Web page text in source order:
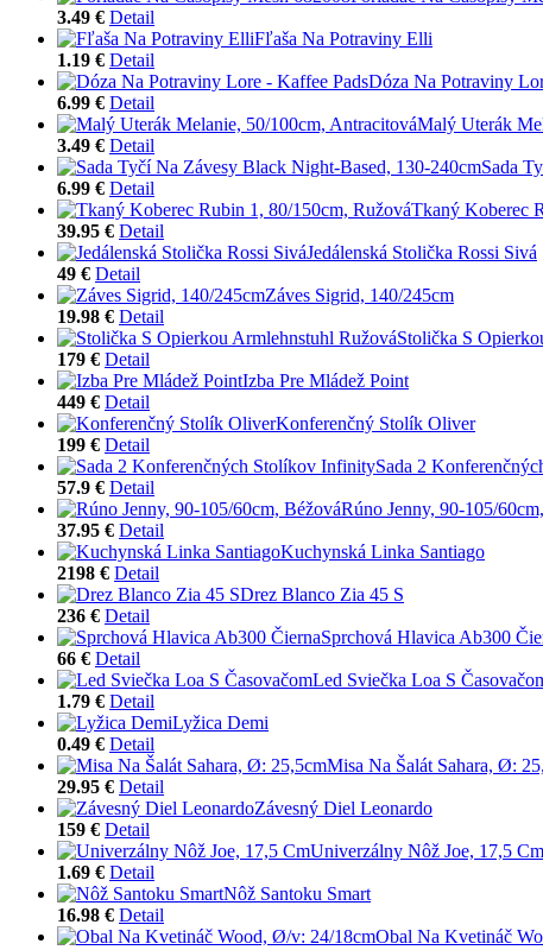
3.49 € Detail
Fľaša Na Potraviny Elli
1.19 € Detail
Dóza Na Potraviny
6.99 € Detail
Malý Uterák
3.49 € Detail
Sada
6.99 € Detail
Tkaný Koberec
39.95 € Detail
Jedálenská Stolička Rossi Sivá
49 € Detail
Záves Sigrid, 140/245cm
19.98 € Detail
Stolička S
179 € Detail
Izba Pre Mládež Point
449 € Detail
Konferenčný Stolík Oliver
199 € Detail
Sada 2
57.9 € Detail
Rúno Jenny, 90-105/
37.95 € Detail
Kuchynská Linka Santiago
2198 € Detail
Drez Blanco Zia 45 S
236 € Detail
Sprchová Hlavica Ab300
66 € Detail
Led Sviečka Loa S
1.79 € Detail
Lyžica Demi
0.49 € Detail
Misa Na Šalát Sahara, Ø:
29.95 € Detail
Závesný Diel Leonardo
159 € Detail
Univerzálny Nôž Joe, 17,5 Cm
1.69 € Detail
Nôž Santoku Smart
16.98 € Detail
Obal Na Kvetináč